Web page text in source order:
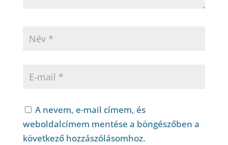
A nevem, e-mail címem, és
weboldalcímem mentése a böngészőben a
következő hozzászólásomhoz.